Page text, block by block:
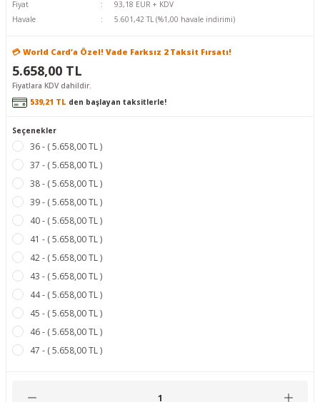
Fiyat
93,18 EUR + KDV
Havale
5.601,42 TL (%1,00 havale indirimi)
💳 World Card’a Özel! Vade Farksız 2 Taksit Fırsatı!
5.658,00 TL
Fiyatlara KDV dahildir.
539,21 TL den başlayan taksitlerle!
Seçenekler
36 - ( 5.658,00 TL )
37 - ( 5.658,00 TL )
38 - ( 5.658,00 TL )
39 - ( 5.658,00 TL )
40 - ( 5.658,00 TL )
41 - ( 5.658,00 TL )
42 - ( 5.658,00 TL )
43 - ( 5.658,00 TL )
44 - ( 5.658,00 TL )
45 - ( 5.658,00 TL )
46 - ( 5.658,00 TL )
47 - ( 5.658,00 TL )